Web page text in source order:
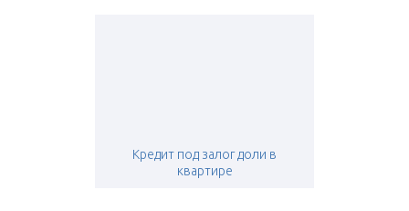
Кредит под залог доли в
квартире